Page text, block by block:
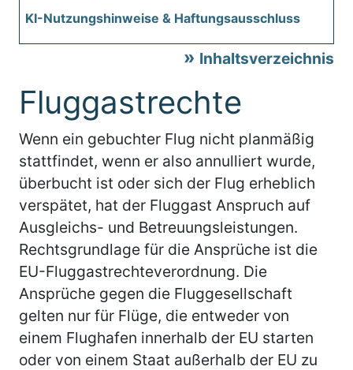
KI-Nutzungshinweise & Haftungsausschluss
Inhaltsverzeichnis
Fluggastrechte
Wenn ein gebuchter Flug nicht planmäßig
stattfindet, wenn er also annulliert wurde,
überbucht ist oder sich der Flug erheblich
verspätet, hat der Fluggast Anspruch auf
Ausgleichs- und Betreuungsleistungen.
Rechtsgrundlage für die Ansprüche ist die
EU-Fluggastrechteverordnung. Die
Ansprüche gegen die Fluggesellschaft
gelten nur für Flüge, die entweder von
einem Flughafen innerhalb der EU starten
oder von einem Staat außerhalb der EU zu